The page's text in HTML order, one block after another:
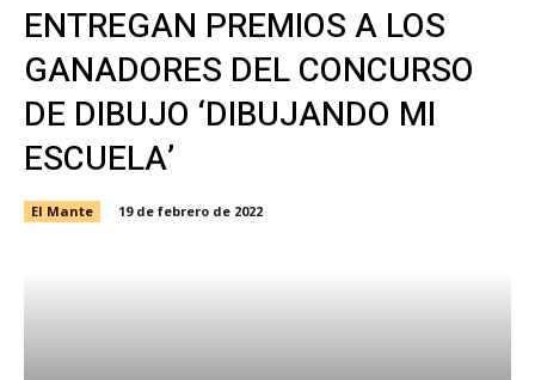
ENTREGAN PREMIOS A LOS
GANADORES DEL CONCURSO
DE DIBUJO ‘DIBUJANDO MI
ESCUELA’
El Mante 19 de febrero de 2022